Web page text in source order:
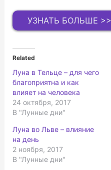
УЗНАТЬ БОЛЬШЕ >>
Related
Луна в Тельце – для чего
благоприятна и как
влияет на человека
24 октября, 2017
В "Лунные дни"
Луна во Льве – влияние
на день
2 ноября, 2017
В "Лунные дни"